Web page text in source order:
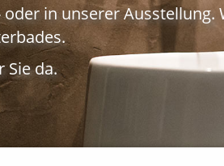
in unserer
Sie da.